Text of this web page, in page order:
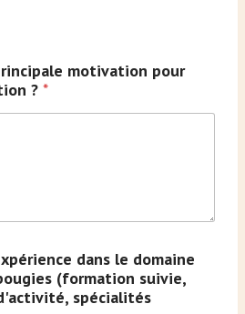
motivation pour
? *
dans le domaine
(formation suivie,
spécialités